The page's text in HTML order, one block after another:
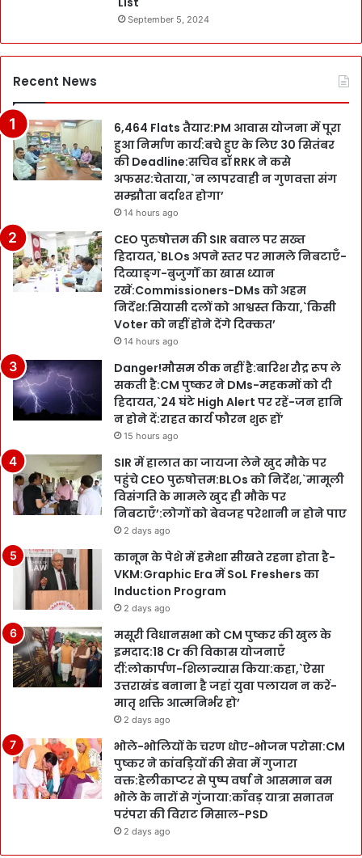
September 5, 2024
Recent News
6,464 Flats तैयार:PM आवास योजना में पूरा
हुआ निर्माण कार्य:बचे हुए के लिए 30 सितंबर
की Deadline:सचिव डॉ RRK ने कसे
अफसर:चेताया,`न लापरवाही न गुणवत्ता संग
सम्झौता बर्दाश्त होगा’
14 hours ago
CEO पुरुषोत्तम की SIR बवाल पर सख्त
हिदायत,`BLOs अपने स्तर पर मामले निबटाएँ-
दिव्याङ्ग-बुजुर्गों का खास ध्यान
रखें:Commissioners-DMs को अहम
निर्देश:सियासी दलों को आश्वस्त किया,`किसी
Voter को नहीं होने देंगे दिक्कत’
14 hours ago
Danger!मौसम ठीक नहीं है:बारिश रौद्र रूप ले
सकती है:CM पुष्कर ने DMs-महकमों को दी
हिदायत,`24 घंटे High Alert पर रहें-जन हानि
न होने दें:राहत कार्य फौरन शुरू हों’
15 hours ago
SIR में हालात का जायजा लेने खुद मौके पर
पहुंचे CEO पुरुषोत्तम:BLOs को निर्देश,`मामूली
विसंगति के मामले खुद ही मौके पर
निबटाएँ’:लोगों को बेवजह परेशानी न होने पाए
2 days ago
कानून के पेशे में हमेशा सीखते रहना होता है-
VKM:Graphic Era में SoL Freshers का
Induction Program
2 days ago
मसूरी विधानसभा को CM पुष्कर की खुल के
इमदाद:18 Cr की विकास योजनाएँ
दीं:लोकार्पण-शिलान्यास किया:कहा,`ऐसा
उत्तराखंड बनाना है जहां युवा पलायन न करें-
मातृ शक्ति आत्मनिर्भर हो’
2 days ago
भोले-भोलियों के चरण धोए-भोजन परोसा:CM
पुष्कर ने कांवड़ियों की सेवा में गुजारा
वक्त:हेलीकाप्टर से पुष्प वर्षा ने आसमान बम
भोले के नारों से गुंजाया:काँवड़ यात्रा सनातन
परंपरा की विराट मिसाल-PSD
2 days ago